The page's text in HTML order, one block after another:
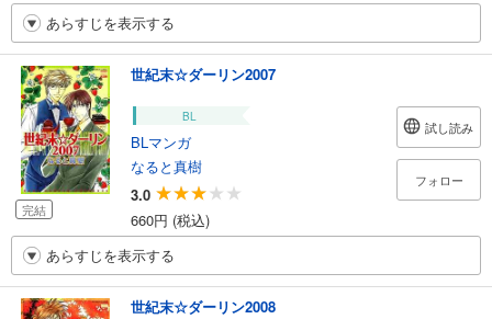
あらすじを表示する
完結
世紀末☆ダーリン2007
BL
BLマンガ
なると真樹
3.0
660円 (税込)
試し読み
フォロー
あらすじを表示する
世紀末☆ダーリン2008